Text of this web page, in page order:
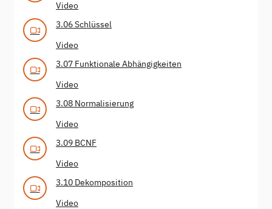
Video
3.06 Schlüssel
Video
3.07 Funktionale Abhängigkeiten
Video
3.08 Normalisierung
Video
3.09 BCNF
Video
3.10 Dekomposition
Video